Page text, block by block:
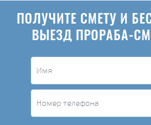
ПОЛУЧИТЕ СМЕТУ И
ВЫЕЗД ПРОРАБА-